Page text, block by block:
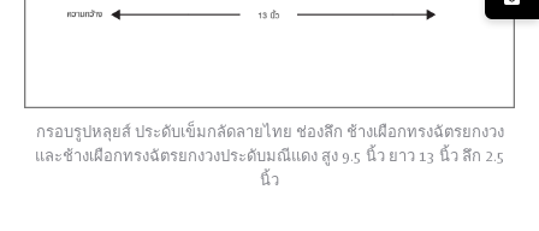
กรอบรูปหลุยส์ ประดับเข็มกลัดลายไทย ช่องลึก ช้างเผือกทรงฉัตรยกงวง
และช้างเผือกทรงฉัตรยกงวงประดับมณีแดง สูง 9.5 นิ้ว ยาว 13 นิ้ว ลึก 2.5
นิ้ว